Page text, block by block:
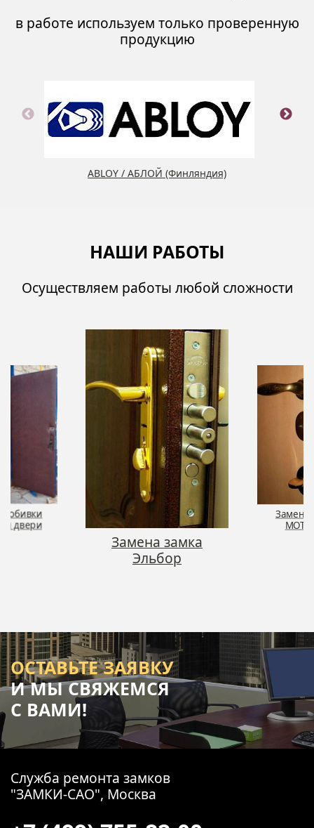
в работе используем только проверенную
продукцию
ABLOY / АБЛОЙ (Финляндия)
НАШИ РАБОТЫ
Осуществляем работы любой сложности
замка
Замена замка
MOTTURA
Монтаж
ОСТАВЬТЕ ЗАЯВКУ
И МЫ СВЯЖЕМСЯ
С ВАМИ!
Служба ремонта замков
"ЗАМКИ-САО", Москва